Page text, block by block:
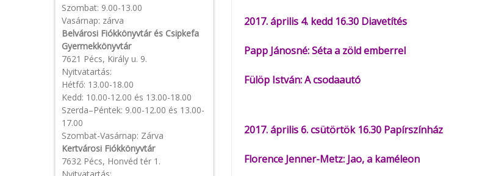
Gyermekkönyvtár
Szombat: 9.00-13.00
Vasárnap: zárva
Belvárosi Fiókkönyvtár és Csipkefa
Gyermekkönyvtár
7621 Pécs, Király u. 9.
Nyitvatartás:
Hétfő: 13.00-18.00
Kedd: 10.00-12.00 és 13.00-18.00
Szerda–Péntek: 9.00-12.00 és 13.00-
17.00
Szombat-Vasárnap: Zárva
Kertvárosi Fiókkönyvtár
7632 Pécs, Honvéd tér 1.
2017. április 4. kedd 16.30 Diavetítés
Papp Jánosné: Séta a zöld emberrel
Fülöp István: A csodaautó
2017. április 6. csütörtök 16.30 Papírszínház
Florence Jenner-Metz: Jao, a kaméleon